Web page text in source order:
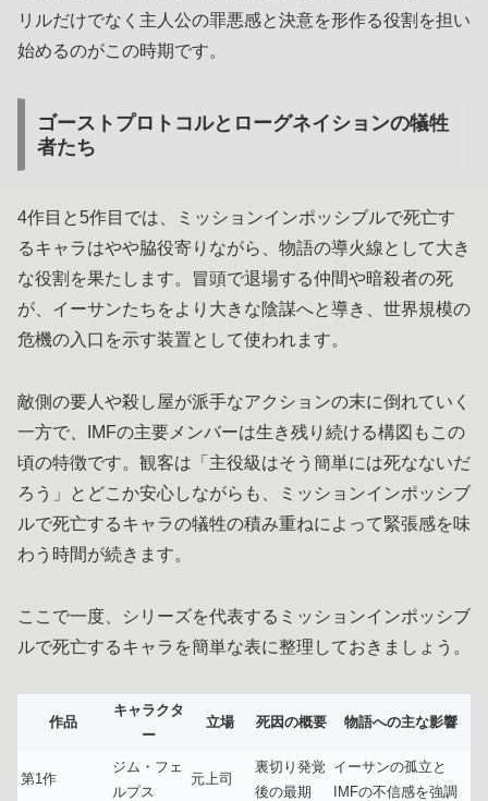
リルだけでなく主人公の罪悪感と決意を形作る役割を担い
始めるのがこの時期です。
ゴーストプロトコルとローグネイションの犠牲
者たち
4作目と5作目では、ミッションインポッシブルで死亡す
るキャラはやや脇役寄りながら、物語の導火線として大き
な役割を果たします。冒頭で退場する仲間や暗殺者の死
が、イーサンたちをより大きな陰謀へと導き、世界規模の
危機の入口を示す装置として使われます。
敵側の要人や殺し屋が派手なアクションの末に倒れていく
一方で、IMFの主要メンバーは生き残り続ける構図もこの
頃の特徴です。観客は「主役級はそう簡単には死なないだ
ろう」とどこか安心しながらも、ミッションインポッシブ
ルで死亡するキャラの犠牲の積み重ねによって緊張感を味
わう時間が続きます。
ここで一度、シリーズを代表するミッションインポッシブ
ルで死亡するキャラを簡単な表に整理しておきましょう。
作品
キャラクタ
ー
立場 死因の概要 物語への主な影響
第1作
ジム・フェ
ルプス
元上司
裏切り発覚
後の最期
イーサンの孤立と
IMFの不信感を強調